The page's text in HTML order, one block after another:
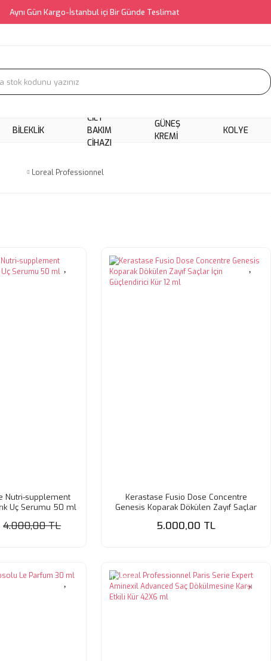
Aynı Gün Kargo-İstanbul içi Bir Günde Teslimat
BILEKLIK
CILT
BAKIM
CIHAZI
GÜNEŞ
KREMI
KOLYE
Loreal Professionnel
Nutri-supplement
Uç Serumu 50 ml
4.000,00 TL
Kerastase Fusio Dose Concentre
Genesis Koparak Dökülen Zayıf Saçlar
5.000,00 TL
Tükendi